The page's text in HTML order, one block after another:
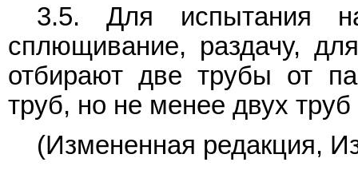
3.5. Для испытания
сплющивание, раздачу,
отбирают две трубы от
труб, но не менее двух труб
(Измененная редакция,